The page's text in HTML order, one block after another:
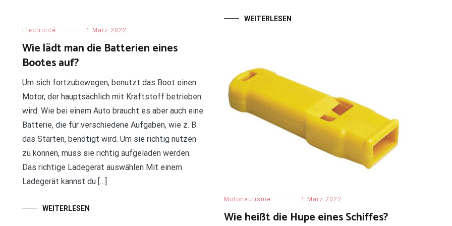
WEITERLESEN
Electricité 1 März 2022
Wie lädt man die Batterien eines
Bootes auf?
Um sich fortzubewegen, benutzt das Boot einen
Motor, der hauptsächlich mit Kraftstoff betrieben
wird. Wie bei einem Auto braucht es aber auch eine
Batterie, die für verschiedene Aufgaben, wie z. B.
das Starten, benötigt wird. Um sie richtig nutzen
zu können, muss sie richtig aufgeladen werden.
Das richtige Ladegerät auswählen Mit einem
Ladegerät kannst du […]
WEITERLESEN
Motonautisme 1 März 2022
Wie heißt die Hupe eines Schiffes?